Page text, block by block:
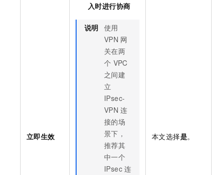
立即生效
入时进行协商
说明 使用
VPN 网
关在两
个 VPC
之间建
立
IPsec-
VPN 连
接的场
景下，
推荐其
中一个
IPsec 连
本文选择是。